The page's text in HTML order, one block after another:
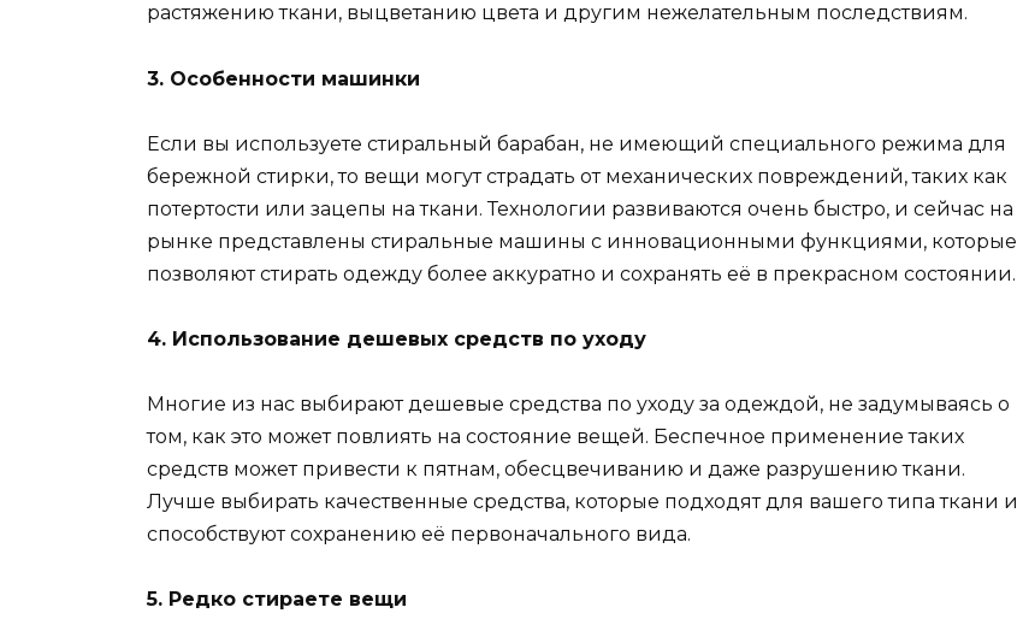
растяжению ткани, выцветанию цвета и другим нежелательным последствиям.
3. Особенности машинки
Если вы используете стиральный барабан, не имеющий специального режима для
бережной стирки, то вещи могут страдать от механических повреждений, таких как
потертости или зацепы на ткани. Технологии развиваются очень быстро, и сейчас на
рынке представлены стиральные машины с инновационными функциями, которые
позволяют стирать одежду более аккуратно и сохранять её в прекрасном состоянии.
4. Использование дешевых средств по уходу
Многие из нас выбирают дешевые средства по уходу за одеждой, не задумываясь о
том, как это может повлиять на состояние вещей. Беспечное применение таких
средств может привести к пятнам, обесцвечиванию и даже разрушению ткани.
Лучше выбирать качественные средства, которые подходят для вашего типа ткани и
способствуют сохранению её первоначального вида.
5. Редко стираете вещи